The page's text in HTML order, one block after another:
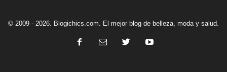
© 2009 - 2026. Blogichics.com. El mejor blog de belleza, moda y salud.